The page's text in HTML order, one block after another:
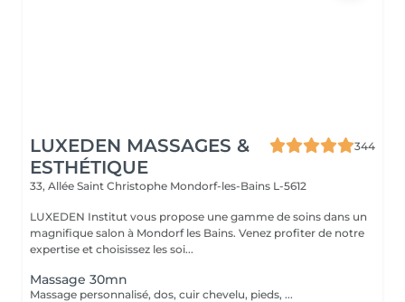
LUXEDEN MASSAGES &
ESTHÉTIQUE
344
33, Allée Saint Christophe Mondorf-les-Bains L-5612
LUXEDEN Institut vous propose une gamme de soins dans un
magnifique salon à Mondorf les Bains. Venez profiter de notre
expertise et choisissez les soi...
Massage 30mn
Massage personnalisé, dos, cuir chevelu, pieds, ...